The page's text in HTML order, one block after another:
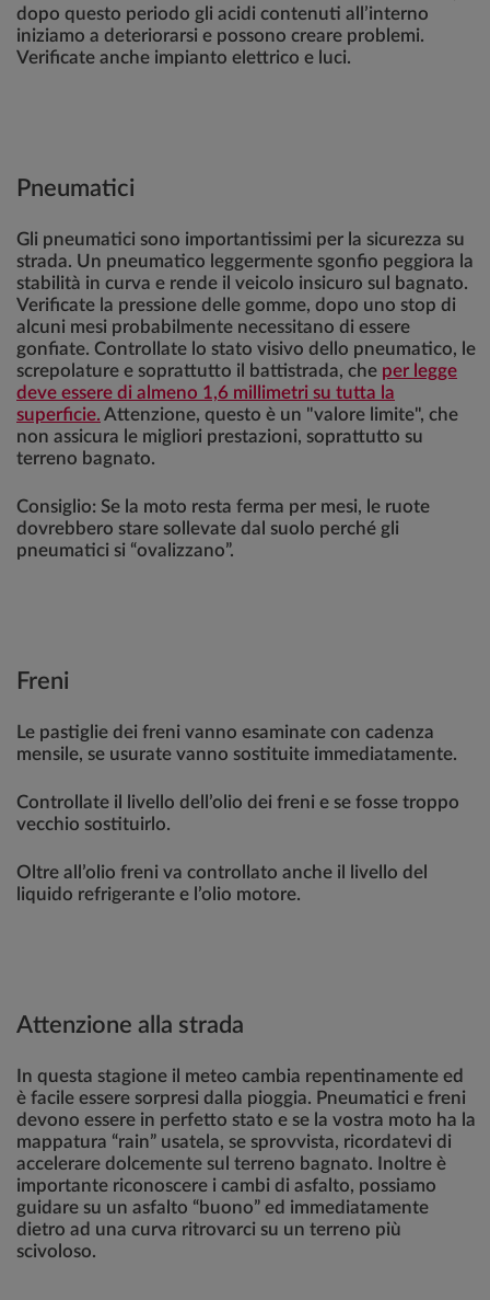
dopo questo periodo gli acidi contenuti all’interno
iniziamo a deteriorarsi e possono creare problemi.
Verificate anche impianto elettrico e luci.
Pneumatici
Gli pneumatici sono importantissimi per la sicurezza su
strada. Un pneumatico leggermente sgonfio peggiora la
stabilità in curva e rende il veicolo insicuro sul bagnato.
Verificate la pressione delle gomme, dopo uno stop di
alcuni mesi probabilmente necessitano di essere
gonfiate. Controllate lo stato visivo dello pneumatico, le
screpolature e soprattutto il battistrada, che per legge
deve essere di almeno 1,6 millimetri su tutta la
superficie. Attenzione, questo è un "valore limite", che
non assicura le migliori prestazioni, soprattutto su
terreno bagnato.
Consiglio: Se la moto resta ferma per mesi, le ruote
dovrebbero stare sollevate dal suolo perché gli
pneumatici si “ovalizzano”.
Freni
Le pastiglie dei freni vanno esaminate con cadenza
mensile, se usurate vanno sostituite immediatamente.
Controllate il livello dell’olio dei freni e se fosse troppo
vecchio sostituirlo.
Oltre all’olio freni va controllato anche il livello del
liquido refrigerante e l’olio motore.
Attenzione alla strada
In questa stagione il meteo cambia repentinamente ed
è facile essere sorpresi dalla pioggia. Pneumatici e freni
devono essere in perfetto stato e se la vostra moto ha la
mappatura “rain” usatela, se sprovvista, ricordatevi di
accelerare dolcemente sul terreno bagnato. Inoltre è
importante riconoscere i cambi di asfalto, possiamo
guidare su un asfalto “buono” ed immediatamente
dietro ad una curva ritrovarci su un terreno più
scivoloso.